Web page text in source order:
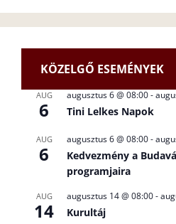
KÖZELGŐ ESEMÉNYEK
AUG
6
augusztus 6 @ 08:00-
Tini Lelkes Napok
AUG
6
augusztus 6 @ 08:00-
Kedvezmény a
programjaira
AUG
14
augusztus 14 @ 08:00-
Kurultáj